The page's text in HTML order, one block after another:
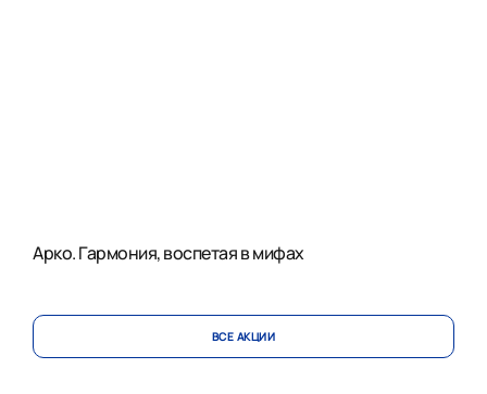
Арко. Гармония, воспетая в мифах
ВСЕ АКЦИИ